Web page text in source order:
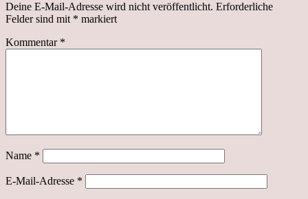
Deine E-Mail-Adresse wird nicht veröffentlicht. Erforderliche
Felder sind mit * markiert
Kommentar *
Name *
E-Mail-Adresse *